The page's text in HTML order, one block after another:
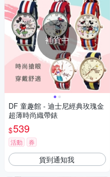
補貨中
DF 童趣館 - 迪士尼經典玫瑰金
超薄時尚織帶錶
$539
活動 券
貨到通知我